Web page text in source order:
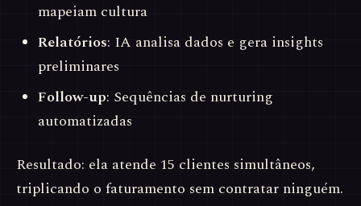
mapeiam cultura
Relatórios: IA analisa dados e gera insights
preliminares
Follow-up: Sequências de nurturing
automatizadas
Resultado: ela atende 15 clientes simultâneos,
triplicando o faturamento sem contratar ninguém.